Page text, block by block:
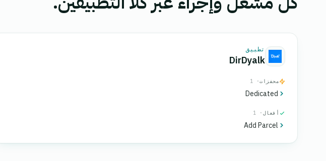
تطبيق
DirDyalk
محفزات· 1
Dedicated
أفعال · 1
Add Parcel